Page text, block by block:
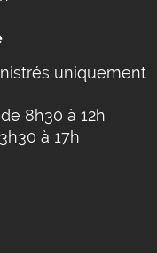
uniquement
8h30 à 12h
à 17h